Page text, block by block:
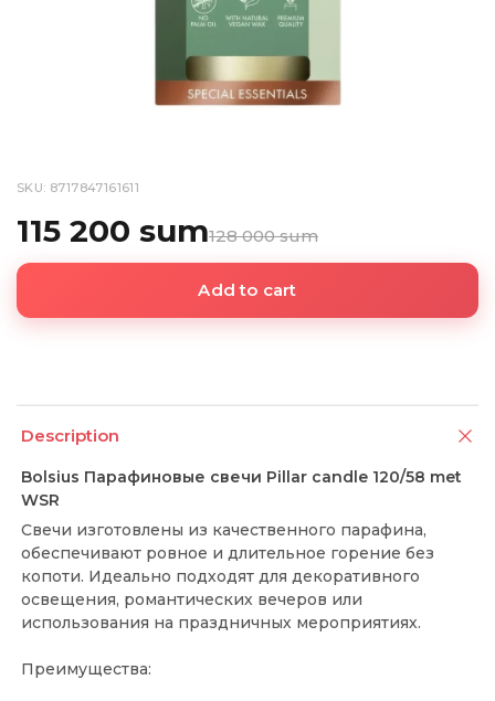
SKU: 8717847161611
115 200 sum128 000 sum
Add to cart
Description
Bolsius Парафиновые свечи Pillar candle 120/58 met
WSR
Свечи изготовлены из качественного парафина,
обеспечивают ровное и длительное горение без
копоти. Идеально подходят для декоративного
освещения, романтических вечеров или
использования на праздничных мероприятиях.
Преимущества: